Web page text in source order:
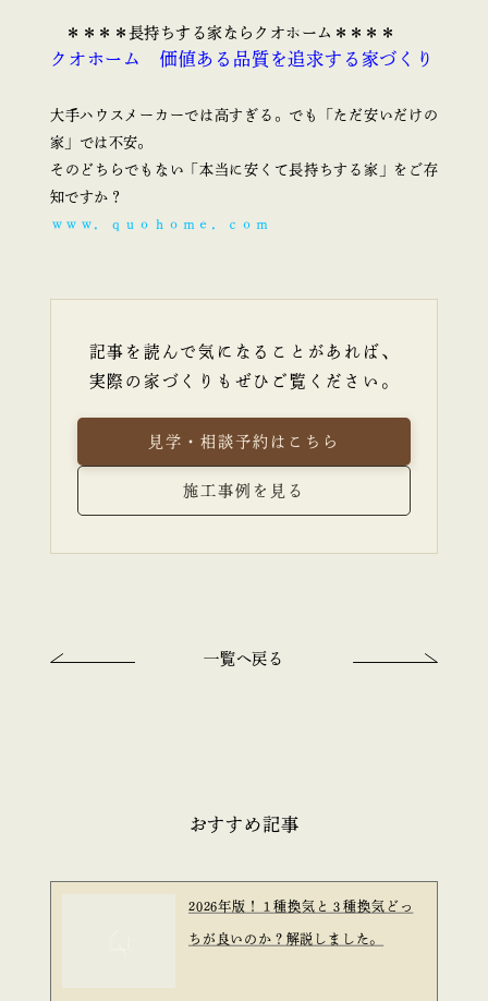
＊＊＊＊長持ちする家ならクオホーム＊＊＊＊
クオホーム 価値ある品質を追求する家づくり
大手ハウスメーカーでは高すぎる。でも「ただ安いだけの
家」では不安。
そのどちらでもない「本当に安くて長持ちする家」をご存
知ですか？
ｗｗｗ．ｑｕｏｈｏｍｅ．ｃｏｍ
記事を読んで気になることがあれば、
実際の家づくりもぜひご覧ください。
見学・相談予約はこちら
施工事例を見る
一覧へ戻る
おすすめ記事
2026年版！１種換気と３種換気どっ
ちが良いのか？解説しました。